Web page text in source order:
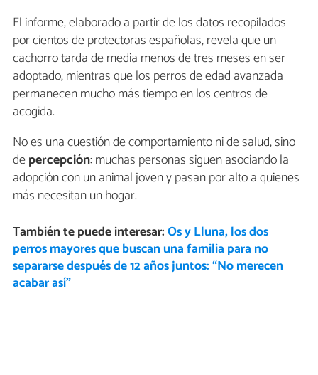
El informe, elaborado a partir de los datos recopilados
por cientos de protectoras españolas, revela que un
cachorro tarda de media menos de tres meses en ser
adoptado, mientras que los perros de edad avanzada
permanecen mucho más tiempo en los centros de
acogida.
No es una cuestión de comportamiento ni de salud, sino
depercepción: muchas personas siguen asociando la
adopción con un animal joven y pasan por alto a quienes
más necesitan un hogar.
También te puede interesar:Os y Lluna, los dos
perros mayores que buscan una familia para no
separarse después de 12 años juntos: “No merecen
acabar así”